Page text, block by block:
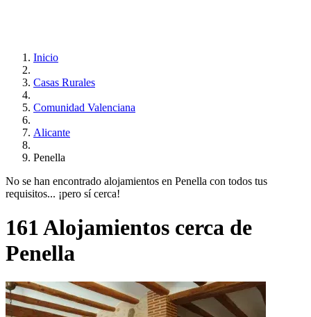
Inicio
Casas Rurales
Comunidad Valenciana
Alicante
Penella
No se han encontrado alojamientos en Penella con todos tus
requisitos... ¡pero sí cerca!
161 Alojamientos cerca de
Penella